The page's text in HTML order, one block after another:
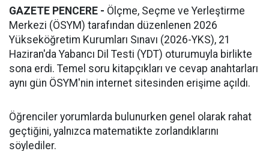
GAZETE PENCERE - Ölçme, Seçme ve Yerleştirme
Merkezi (ÖSYM) tarafından düzenlenen 2026
Yükseköğretim Kurumları Sınavı (2026-YKS), 21
Haziran'da Yabancı Dil Testi (YDT) oturumuyla birlikte
sona erdi. Temel soru kitapçıkları ve cevap anahtarları
aynı gün ÖSYM'nin internet sitesinden erişime açıldı.
Öğrenciler yorumlarda bulunurken genel olarak rahat
geçtiğini, yalnızca matematikte zorlandıklarını
söylediler.